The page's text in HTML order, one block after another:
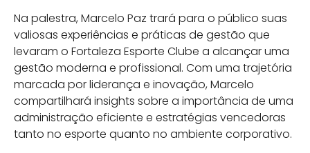
Na palestra, Marcelo Paz trará para o público suas
valiosas experiências e práticas de gestão que
levaram o Fortaleza Esporte Clube a alcançar uma
gestão moderna e profissional. Com uma trajetória
marcada por liderança e inovação, Marcelo
compartilhará insights sobre a importância de uma
administração eficiente e estratégias vencedoras
tanto no esporte quanto no ambiente corporativo.